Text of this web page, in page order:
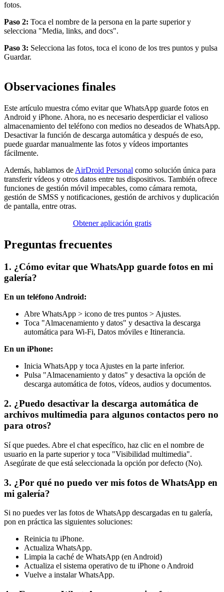
fotos.
Paso 2: Toca el nombre de la persona en la parte superior y
selecciona "Media, links, and docs".
Paso 3: Selecciona las fotos, toca el icono de los tres puntos y pulsa
Guardar.
Observaciones finales
Este artículo muestra cómo evitar que WhatsApp guarde fotos en
Android y iPhone. Ahora, no es necesario desperdiciar el valioso
almacenamiento del teléfono con medios no deseados de WhatsApp.
Desactivar la función de descarga automática y después de eso,
puede guardar manualmente las fotos y vídeos importantes
fácilmente.
Además, hablamos de AirDroid Personal como solución única para
transferir vídeos y otros datos entre tus dispositivos. También ofrece
funciones de gestión móvil impecables, como cámara remota,
gestión de SMSS y notificaciones, gestión de archivos y duplicación
de pantalla, entre otras.
Obtener aplicación gratis
Preguntas frecuentes
1. ¿Cómo evitar que WhatsApp guarde fotos en mi
galería?
En un teléfono Android:
Abre WhatsApp > icono de tres puntos > Ajustes.
Toca "Almacenamiento y datos" y desactiva la descarga
automática para Wi-Fi, Datos móviles e Itinerancia.
En un iPhone:
Inicia WhatsApp y toca Ajustes en la parte inferior.
Pulsa "Almacenamiento y datos" y desactiva la opción de
descarga automática de fotos, vídeos, audios y documentos.
2. ¿Puedo desactivar la descarga automática de
archivos multimedia para algunos contactos pero no
para otros?
Sí que puedes. Abre el chat específico, haz clic en el nombre de
usuario en la parte superior y toca "Visibilidad multimedia".
Asegúrate de que está seleccionada la opción por defecto (No).
3. ¿Por qué no puedo ver mis fotos de WhatsApp en
mi galería?
Si no puedes ver las fotos de WhatsApp descargadas en tu galería,
pon en práctica las siguientes soluciones:
Reinicia tu iPhone.
Actualiza WhatsApp.
Limpia la caché de WhatsApp (en Android)
Actualiza el sistema operativo de tu iPhone o Android
Vuelve a instalar WhatsApp.